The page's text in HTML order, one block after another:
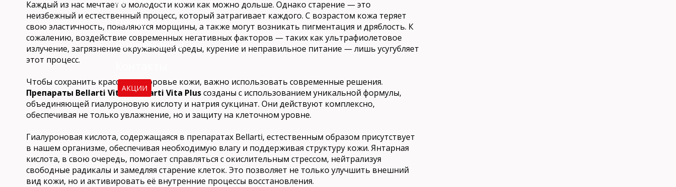
Цены
Абонементы
АКЦИИ
Каждый из нас мечтает о молодости кожи как можно дольше. Однако старение — это
неизбежный и естественный процесс, который затрагивает каждого. С возрастом кожа теряет
свою эластичность, появляются морщины, а также могут возникать пигментация и дряблость. К
сожалению, воздействие современных негативных факторов — таких как ультрафиолетовое
излучение, загрязнение окружающей среды, курение и неправильное питание — лишь усугубляет
этот процесс.
Чтобы сохранить красоту и здоровье кожи, важно использовать современные решения.
Препараты Bellarti Vita и Bellarti Vita Plusсозданы с использованием уникальной формулы,
объединяющей гиалуроновую кислоту и натрия сукцинат. Они действуют комплексно,
обеспечивая не только увлажнение, но и защиту на клеточном уровне.
Гиалуроновая кислота, содержащаяся в препаратах Bellarti, естественным образом присутствует
в нашем организме, обеспечивая необходимую влагу и поддерживая структуру кожи. Янтарная
кислота, в свою очередь, помогает справляться с окислительным стрессом, нейтрализуя
свободные радикалы и замедляя старение клеток. Это позволяет не только улучшить внешний
вид кожи, но и активировать её внутренние процессы восстановления.